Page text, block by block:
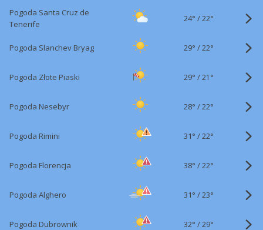
Pogoda Santa Cruz de
Tenerife
24° /22°
Pogoda Slanchev Bryag 29° /22°
Pogoda Złote Piaski 29° /21°
Pogoda Nesebyr 28° /22°
Pogoda Rimini 31° /22°
Pogoda Florencja 38° /22°
Pogoda Alghero 31° /23°
Pogoda Dubrownik 32° /29°